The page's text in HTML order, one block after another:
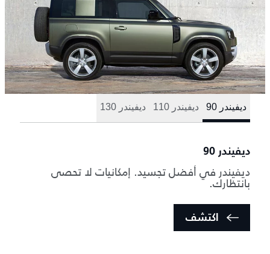
ديفيندر 90 ديفيندر 110 ديفيندر 130
ديفيندر 90
ديفيندر في أفضل تجسيد. إمكانيات لا تحصى
بانتظارك.
اكتشف